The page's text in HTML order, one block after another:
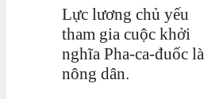
Lực lương chủ yếu
tham gia cuộc khởi
nghĩa Pha-ca-đuốc là
nông dân.